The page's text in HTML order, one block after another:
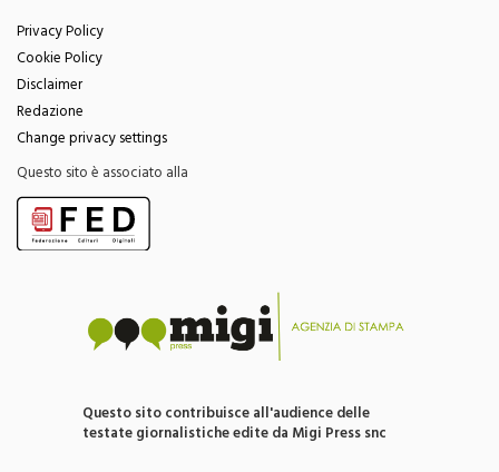
Privacy Policy
Cookie Policy
Disclaimer
Redazione
Change privacy settings
Questo sito è associato alla
Questo sito contribuisce all'audience delle